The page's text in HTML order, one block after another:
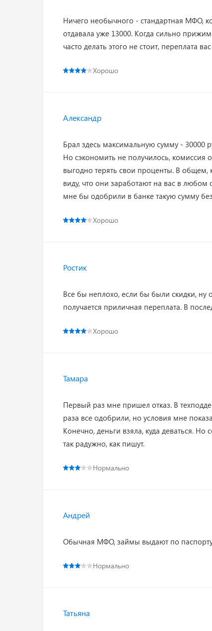
Ничего необычного - стандартная МФО,
отдавала уже 13000. Когда сильно
часто делать этого не стоит, переплата
Хорошо
Александр
Брал здесь максимальную сумму - 30000
Но сэкономить не получилось, комиссия
выгодно терять свои проценты. В
виду, что они заработают на вас в
мне бы одобрили в банке такую сумму
Хорошо
Ростик
Все бы неплохо, если бы были скидки, ну
получается приличная переплата. В
Хорошо
Тамара
Первый раз мне пришел отказ. В
раза все одобрили, но условия мне
Конечно, деньги взяла, куда деваться.
так радужно, как пишут.
Нормально
Андрей
Обычная МФО, займы выдают по паспорту,
Нормально
Татьяна